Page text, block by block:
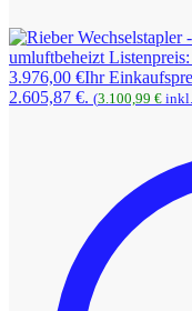
umluftbeheizt Listenpreis:
3.976,00 €Ihr
2.605,87 €. (3.100,99 €